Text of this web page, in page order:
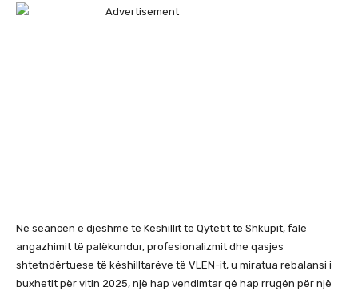
Në seancën e djeshme të Këshillit të Qytetit të Shkupit, falë
angazhimit të palëkundur, profesionalizmit dhe qasjes
shtetndërtuese të këshilltarëve të VLEN-it, u miratua rebalansi i
buxhetit për vitin 2025, një hap vendimtar që hap rrugën për një